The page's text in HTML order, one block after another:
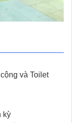
và Toilet
kỳ